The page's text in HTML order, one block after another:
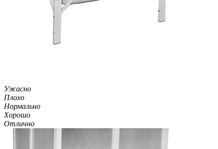
Ужасно
Плохо
Нормально
Хорошо
Отлично